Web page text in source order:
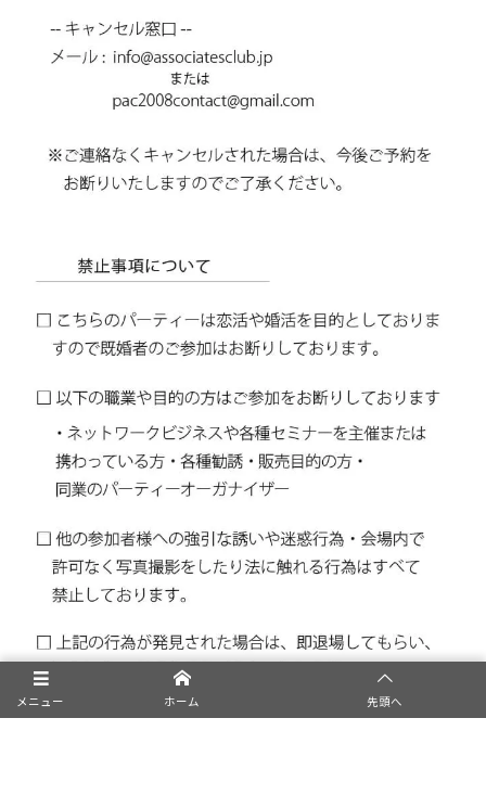
メニュー ホーム 先頭へ